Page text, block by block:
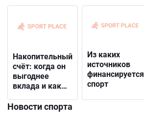
Накопительный
счёт: когда он
выгоднее
вклада и как
подходящий
Из каких
источников
финансируется
спорт
Новости спорта